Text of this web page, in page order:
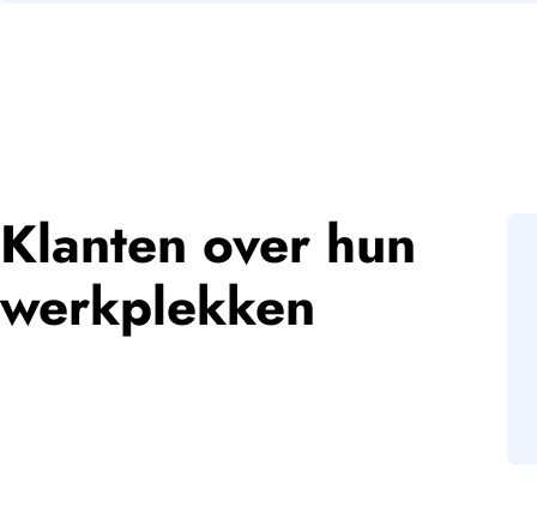
Klanten over hun
werkplekken
op het
"Wij werken met